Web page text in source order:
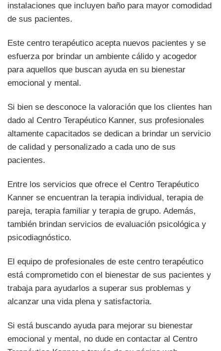
instalaciones que incluyen baño para mayor comodidad
de sus pacientes.
Este centro terapéutico acepta nuevos pacientes y se
esfuerza por brindar un ambiente cálido y acogedor
para aquellos que buscan ayuda en su bienestar
emocional y mental.
Si bien se desconoce la valoración que los clientes han
dado al Centro Terapéutico Kanner, sus profesionales
altamente capacitados se dedican a brindar un servicio
de calidad y personalizado a cada uno de sus
pacientes.
Entre los servicios que ofrece el Centro Terapéutico
Kanner se encuentran la terapia individual, terapia de
pareja, terapia familiar y terapia de grupo. Además,
también brindan servicios de evaluación psicológica y
psicodiagnóstico.
El equipo de profesionales de este centro terapéutico
está comprometido con el bienestar de sus pacientes y
trabaja para ayudarlos a superar sus problemas y
alcanzar una vida plena y satisfactoria.
Si está buscando ayuda para mejorar su bienestar
emocional y mental, no dude en contactar al Centro